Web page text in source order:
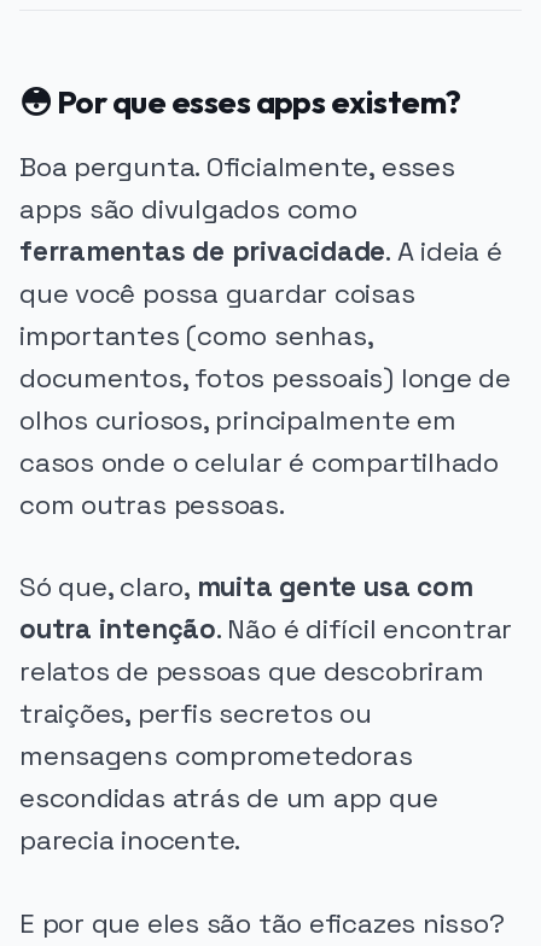
😳 Por que esses apps existem?
Boa pergunta. Oficialmente, esses
apps são divulgados como
ferramentas de privacidade. A ideia é
que você possa guardar coisas
importantes (como senhas,
documentos, fotos pessoais) longe de
olhos curiosos, principalmente em
casos onde o celular é compartilhado
com outras pessoas.
Só que, claro, muita gente usa com
outra intenção. Não é difícil encontrar
relatos de pessoas que descobriram
traições, perfis secretos ou
mensagens comprometedoras
escondidas atrás de um app que
parecia inocente.
E por que eles são tão eficazes nisso?